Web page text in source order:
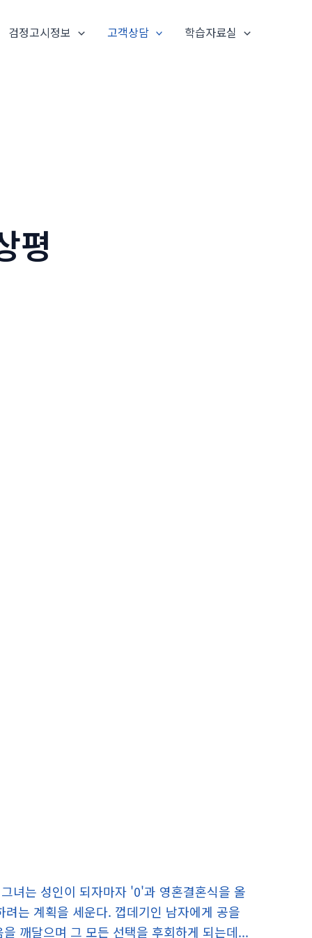
검정고시정보 고객상담 학습자료실
평
녀는 성인이 되자마자 '0'과 영혼결혼식을 올
는 계획을 세운다. 껍데기인 남자에게 공을
깨달으며 그 모든 선택을 후회하게 되는데...